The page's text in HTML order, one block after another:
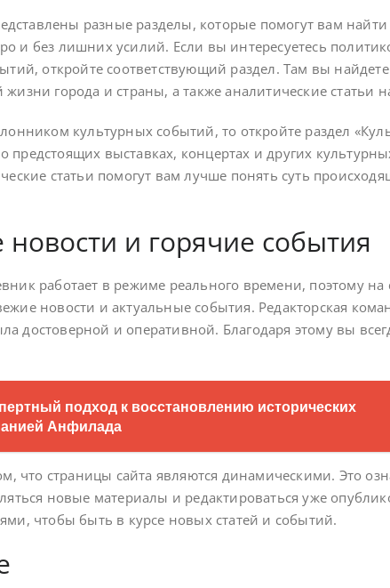
разные разделы, которые помогут вам
и без лишних усилий. Если вы интересуетесь
откройте соответствующий раздел. Там вы
города и страны, а также аналитические статьи
культурных событий, то откройте раздел
выставках, концертах и других
статьи помогут вам лучше понять суть
и горячие события
работает в режиме реального времени, поэтому на
новости и актуальные события. Редакторская
достоверной и оперативной. Благодаря этому вы
подход к восстановлению исторических
Анфилада
что страницы сайта являются динамическими. Это
новые материалы и редактироваться уже
чтобы быть в курсе новых статей и событий.